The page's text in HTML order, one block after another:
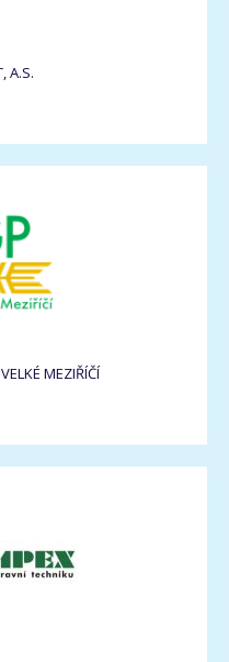
A.S.
MEZIŘÍČÍ